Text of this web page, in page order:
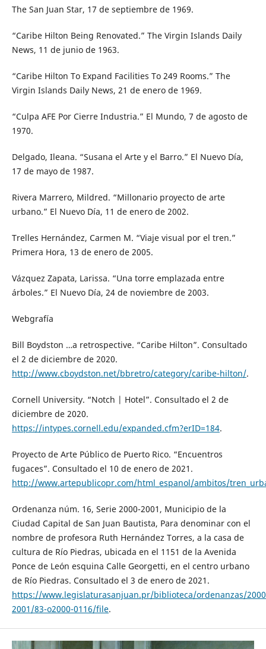
The San Juan Star, 17 de septiembre de 1969.
“Caribe Hilton Being Renovated.” The Virgin Islands Daily
News, 11 de junio de 1963.
“Caribe Hilton To Expand Facilities To 249 Rooms.” The
Virgin Islands Daily News, 21 de enero de 1969.
“Culpa AFE Por Cierre Industria.” El Mundo, 7 de agosto de
1970.
Delgado, Ileana. “Susana el Arte y el Barro.” El Nuevo Día,
17 de mayo de 1987.
Rivera Marrero, Mildred. “Millonario proyecto de arte
urbano.” El Nuevo Día, 11 de enero de 2002.
Trelles Hernández, Carmen M. “Viaje visual por el tren.”
Primera Hora, 13 de enero de 2005.
Vázquez Zapata, Larissa. “Una torre emplazada entre
árboles.” El Nuevo Día, 24 de noviembre de 2003.
Webgrafía
Bill Boydston …a retrospective. “Caribe Hilton”. Consultado
el 2 de diciembre de 2020.
http://www.cboydston.net/bbretro/category/caribe-hilton/.
Cornell University. “Notch | Hotel”. Consultado el 2 de
diciembre de 2020.
https://intypes.cornell.edu/expanded.cfm?erID=184.
Proyecto de Arte Público de Puerto Rico. “Encuentros
fugaces”. Consultado el 10 de enero de 2021.
http://www.artepublicopr.com/html_espanol/ambitos/
Ordenanza núm. 16, Serie 2000-2001, Municipio de la
Ciudad Capital de San Juan Bautista, Para denominar con el
nombre de profesora Ruth Hernández Torres, a la casa de
cultura de Río Piedras, ubicada en el 1151 de la Avenida
Ponce de León esquina Calle Georgetti, en el centro urbano
de Río Piedras. Consultado el 3 de enero de 2021.
https://www.legislaturasanjuan.pr/biblioteca/ordenanzas/
2001/83-o2000-0116/file.